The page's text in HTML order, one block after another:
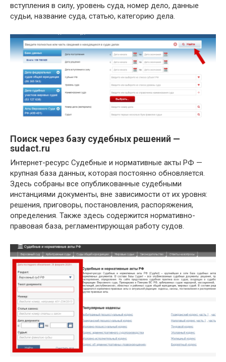
вступления в силу, уровень суда, номер дело, данные
судьи, название суда, статью, категорию дела.
Поиск через базу судебных решений —
sudact.ru
Интернет-ресурс Судебные и нормативные акты РФ —
крупная база данных, которая постоянно обновляется.
Здесь собраны все опубликованные судебными
инстанциями документы, вне зависимости от их уровня:
решения, приговоры, постановления, распоряжения,
определения. Также здесь содержится нормативно-
правовая база, регламентирующая работу судов.